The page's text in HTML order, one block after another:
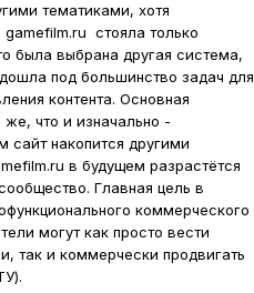
тематиками, хотя
стояла только
была выбрана другая система,
под большинство задач для
контента. Основная
же, что и изначально -
сайт накопится другими
в будущем разрастётся
Главная цель в
коммерческого
могут как просто вести
так и коммерчески продвигать